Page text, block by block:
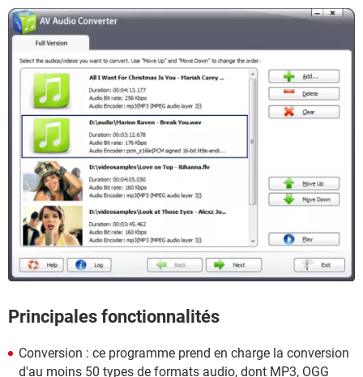
Principales fonctionnalités
Conversion : ce programme prend en charge la conversion
d'au moins 50 types de formats audio, dont MP3, OGG